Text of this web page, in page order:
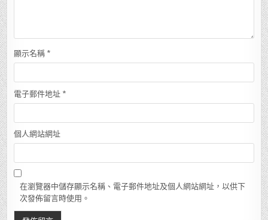
顯示名稱 *
電子郵件地址 *
個人網站網址
在瀏覽器中儲存顯示名稱、電子郵件地址及個人網站網址，以供下
次發佈留言時使用。